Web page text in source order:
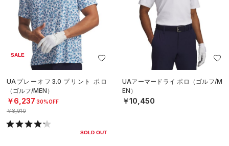
SALE
UAプレーオフ3.0 プリント ポロ
（ゴルフ/MEN）
￥6,237 30%OFF
￥8,910
SOLD OUT
UAアーマードライ ポロ（ゴルフ/M
EN）
￥10,450